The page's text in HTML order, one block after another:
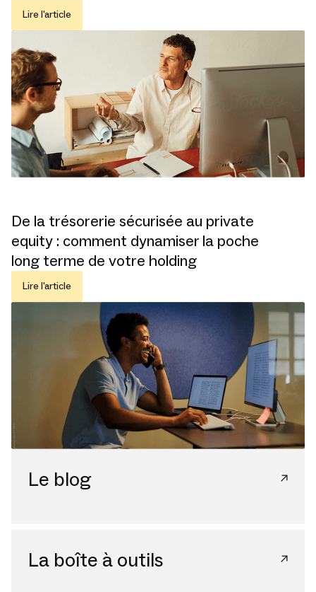
Lire l'article
De la trésorerie sécurisée au private
equity : comment dynamiser la poche
long terme de votre holding
Lire l'article
Le blog
La boîte à outils